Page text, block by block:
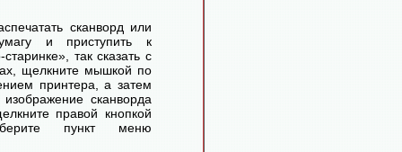
сканворд или
и приступить к
так сказать с
щелкните мышкой по
принтера, а затем
сканворда
правой кнопкой
пункт меню